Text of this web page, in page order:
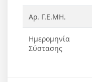
Αρ. Γ.Ε.ΜΗ.
Ημερομηνία
Σύστασης